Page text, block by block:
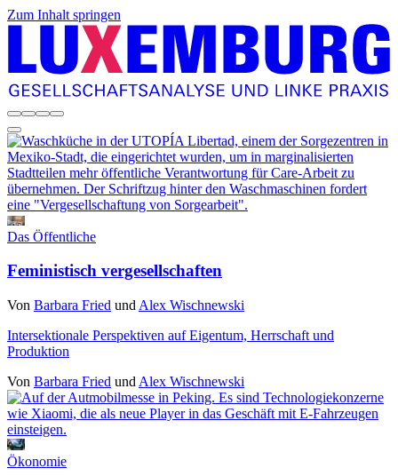
Zum Inhalt springen
Das Öffentliche
Feministisch vergesellschaften
Von Barbara Fried und Alex Wischnewski
Intersektionale Perspektiven auf Eigentum, Herrschaft und
Produktion
Von Barbara Fried und Alex Wischnewski
Ökonomie